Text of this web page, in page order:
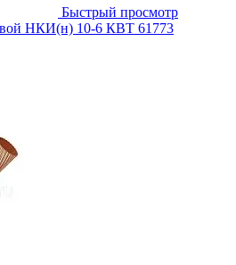
Быстрый просмотр
НКИ(н) 10-6 КВТ 61773